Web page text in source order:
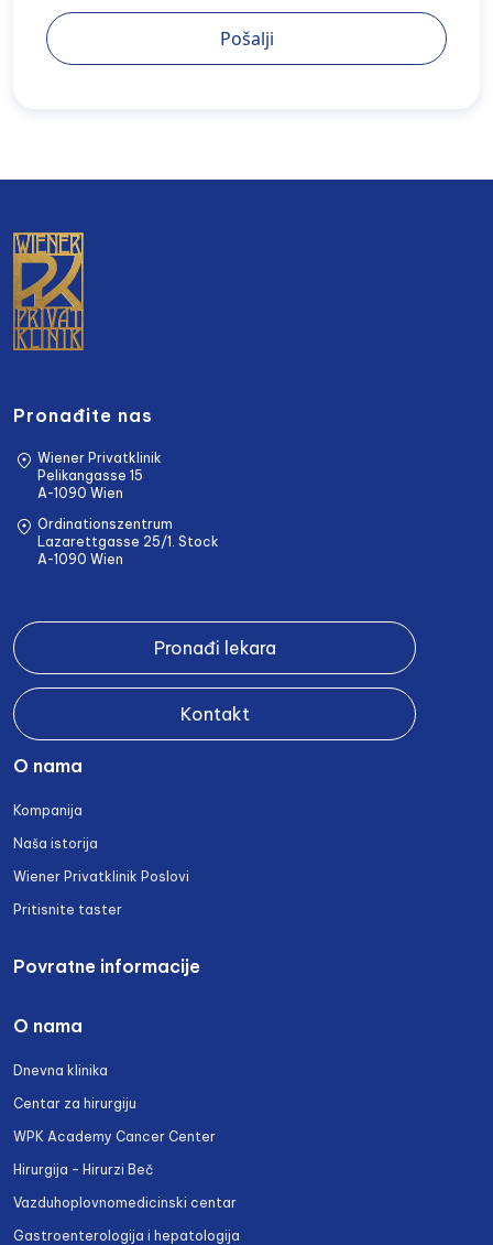
Pošalji
Pronađite nas
Wiener Privatklinik
Pelikangasse 15
A-1090 Wien
Ordinationszentrum
Lazarettgasse 25/1. Stock
A-1090 Wien
Pronađi lekara
Kontakt
O nama
Kompanija
Naša istorija
Wiener Privatklinik Poslovi
Pritisnite taster
Povratne informacije
O nama
Dnevna klinika
Centar za hirurgiju
WPK Academy Cancer Center
Hirurgija – Hirurzi Beč
Vazduhoplovnomedicinski centar
Gastroenterologija i hepatologija